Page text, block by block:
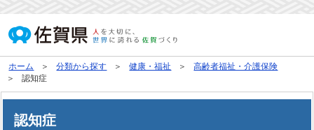
ホーム 分類から探す 健康・福祉
高齢者福祉・介護保険
認知症
認知症